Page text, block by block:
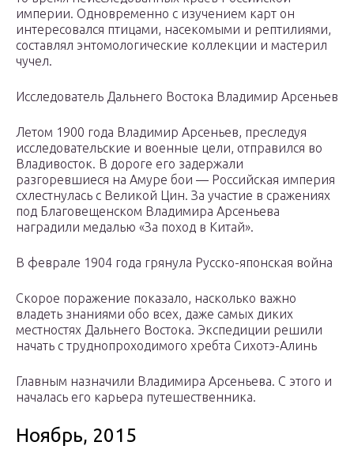
империи. Одновременно с изучением карт он
интересовался птицами, насекомыми и рептилиями,
составлял энтомологические коллекции и мастерил
чучел.
Исследователь Дальнего Востока Владимир Арсеньев
Летом 1900 года Владимир Арсеньев, преследуя
исследовательские и военные цели, отправился во
Владивосток. В дороге его задержали
разгоревшиеся на Амуре бои — Российская империя
схлестнулась с Великой Цин. За участие в сражениях
под Благовещенском Владимира Арсеньева
наградили медалью «За поход в Китай».
В феврале 1904 года грянула Русско-японская война
Скорое поражение показало, насколько важно
владеть знаниями обо всех, даже самых диких
местностях Дальнего Востока. Экспедиции решили
начать с труднопроходимого хребта Сихотэ-Алинь
Главным назначили Владимира Арсеньева. С этого и
началась его карьера путешественника.
Ноябрь, 2015